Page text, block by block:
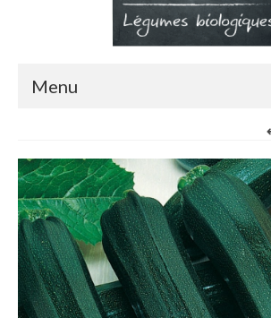
Menu
Nous contacter
Boutique
Mon compte
Panier